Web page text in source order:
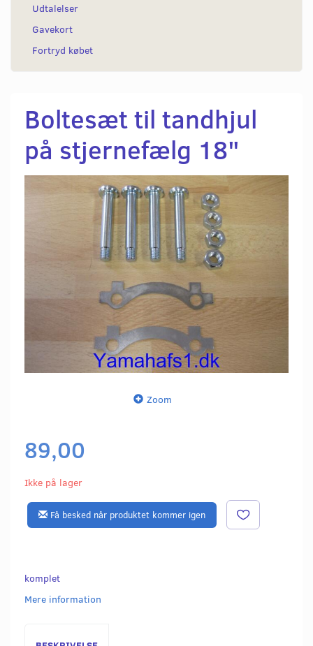
Udtalelser
Gavekort
Fortryd købet
Boltesæt til tandhjul
på stjernefælg 18"
Zoom
89,00
Ikke på lager
Få besked når produktet kommer igen
komplet
Mere information